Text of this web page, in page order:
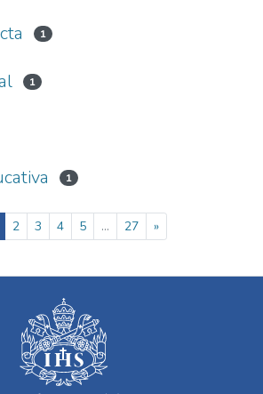
1
1
1
2 3 4 5 ... 27 »